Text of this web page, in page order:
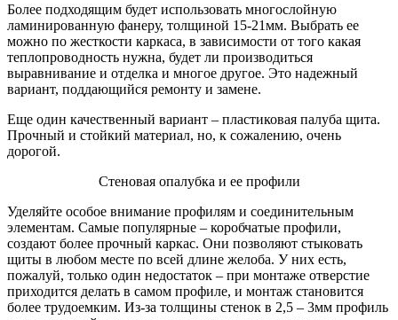
Более подходящим будет использовать многослойную
ламинированную фанеру, толщиной 15-21мм. Выбрать ее
можно по жесткости каркаса, в зависимости от того какая
теплопроводность нужна, будет ли производиться
выравнивание и отделка и многое другое. Это надежный
вариант, поддающийся ремонту и замене.
Еще один качественный вариант – пластиковая палуба щита.
Прочный и стойкий материал, но, к сожалению, очень
дорогой.
Стеновая опалубка и ее профили
Уделяйте особое внимание профилям и соединительным
элементам. Самые популярные – коробчатые профили,
создают более прочный каркас. Они позволяют стыковать
щиты в любом месте по всей длине желоба. У них есть,
пожалуй, только один недостаток – при монтаже отверстие
приходится делать в самом профиле, и монтаж становится
более трудоемким. Из-за толщины стенок в 2,5 – 3мм профиль